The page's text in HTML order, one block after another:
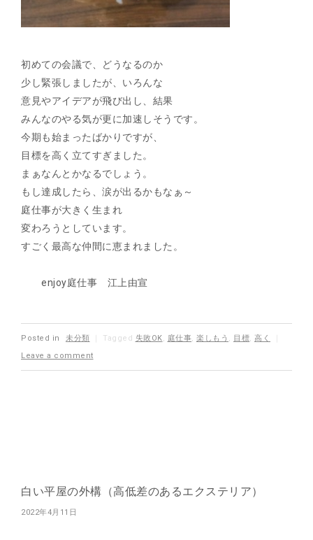
初めての会議で、どうなるのか
少し緊張しましたが、いろんな
意見やアイデアが飛び出し、結果
みんなのやる気が更に加速しそうです。
今期も始まったばかりですが、
目標を高く立てすぎました。
まぁなんとかなるでしょう。
もし達成したら、涙が出るかもなぁ～
庭仕事が大きく生まれ
変わろうとしています。
すごく最高な仲間に恵まれました。
enjoy庭仕事 江上由宣
Posted in 未分類 Tagged 失敗OK, 庭仕事, 楽しもう , 目標, 高く
Leave a comment
白い平屋の外構（高低差のあるエクステリア）
2022年4月11日